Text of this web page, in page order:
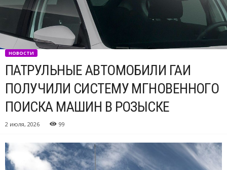
НОВОСТИ
ПАТРУЛЬНЫЕ АВТОМОБИЛИ ГАИ
ПОЛУЧИЛИ СИСТЕМУ МГНОВЕННОГО
ПОИСКА МАШИН В РОЗЫСКЕ
2 июля, 2026 99